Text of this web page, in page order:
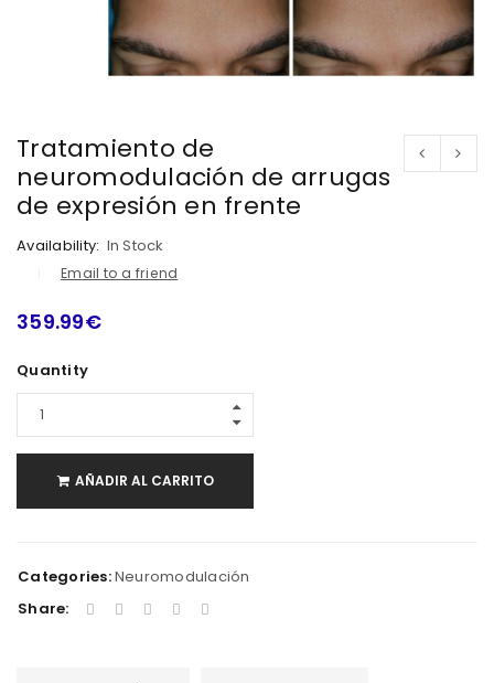
Tratamiento de
neuromodulación de arrugas
de expresión en frente
Availability: In Stock
Email to a friend
359.99€
Quantity
AÑADIR AL CARRITO
Categories:Neuromodulación
Share: